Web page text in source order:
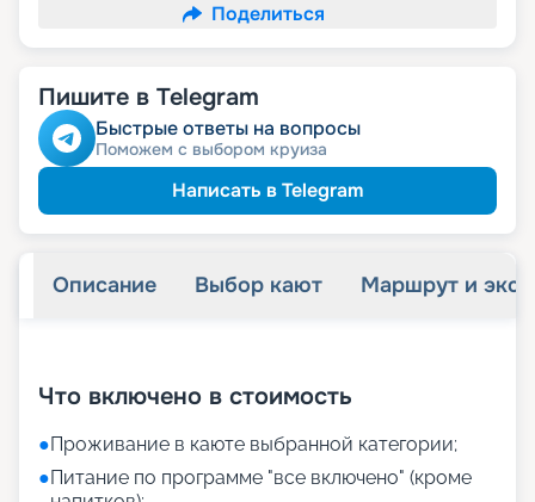
Поделиться
Пишите в Telegram
Быстрые ответы на вопросы
Поможем с выбором круиза
Написать в Telegram
Описание Выбор кают Маршрут и
Что включено в стоимость
●Проживание в каюте выбранной категории;
●Питание по программе "все включено" (кроме